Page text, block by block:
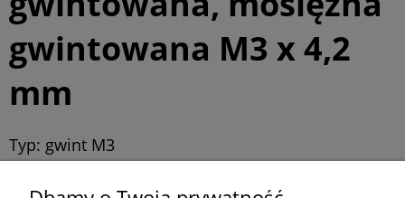
gwintowana M3 x 4,2
mm
Typ: gwint M3